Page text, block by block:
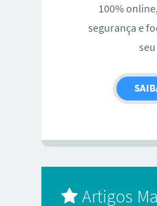
100%
segurança e
Artigos